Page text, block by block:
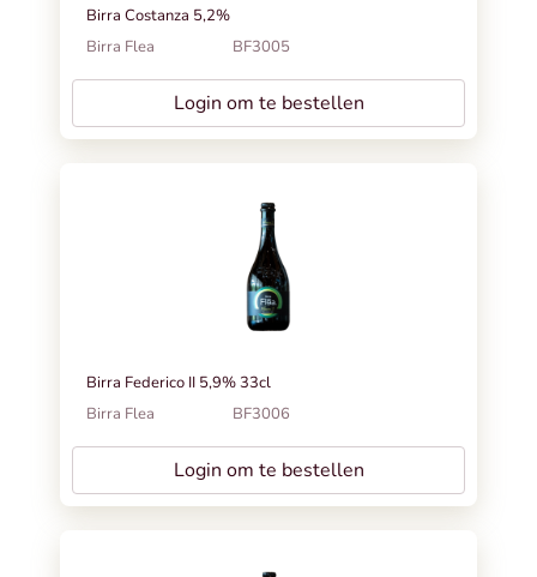
Birra Costanza 5,2%
Birra Flea
BF3005
Login om te bestellen
Birra Federico II 5,9% 33cl
Birra Flea
BF3006
Login om te bestellen